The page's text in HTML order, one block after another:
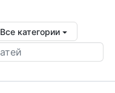
Все категории